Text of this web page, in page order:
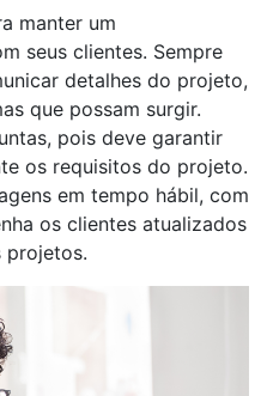
manter um
seus clientes. Sempre
detalhes do projeto,
que possam surgir.
pois deve garantir
os requisitos do projeto.
em tempo hábil, com
os clientes atualizados
projetos.